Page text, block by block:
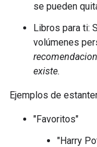
se pueden
Libros para ti:
volúmenes
existe.
Ejemplos de
"Favoritos"
"Harry